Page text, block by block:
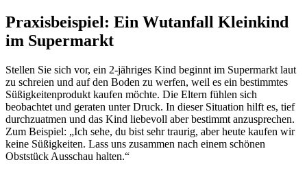
Praxisbeispiel: Ein Wutanfall Kleinkind
im Supermarkt
Stellen Sie sich vor, ein 2-jähriges Kind beginnt im Supermarkt laut
zu schreien und auf den Boden zu werfen, weil es ein bestimmtes
Süßigkeitenprodukt kaufen möchte. Die Eltern fühlen sich
beobachtet und geraten unter Druck. In dieser Situation hilft es, tief
durchzuatmen und das Kind liebevoll aber bestimmt anzusprechen.
Zum Beispiel: „Ich sehe, du bist sehr traurig, aber heute kaufen wir
keine Süßigkeiten. Lass uns zusammen nach einem schönen
Obststück Ausschau halten.“